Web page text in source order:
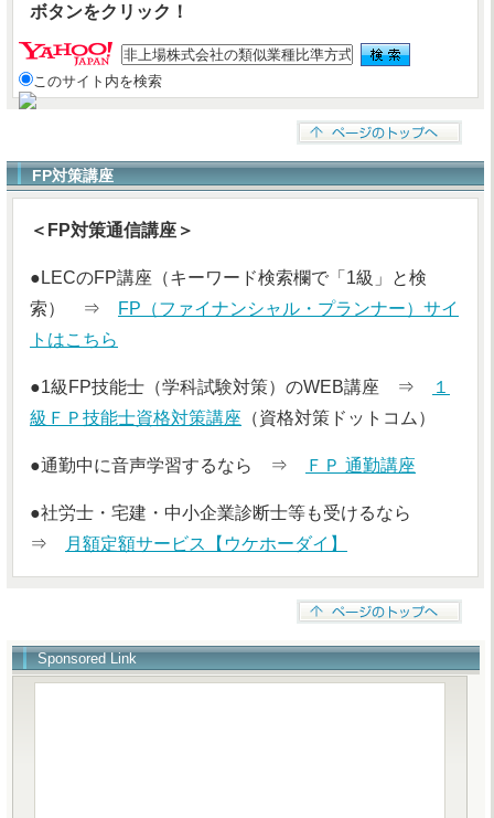
ボタンをクリック！
このサイト内を検索
FP対策講座
＜FP対策通信講座＞
●LECのFP講座（キーワード検索欄で「1級」と検
索） ⇒
FP（ファイナンシャル・プランナー）サイ
トはこちら
●1級FP技能士（学科試験対策）のWEB講座 ⇒
１
級ＦＰ技能士資格対策講座 （資格対策ドットコム）
●通勤中に音声学習するなら ⇒ ＦＰ 通勤講座
●社労士・宅建・中小企業診断士等も受けるなら
⇒
月額定額サービス【ウケホーダイ】
Sponsored Link